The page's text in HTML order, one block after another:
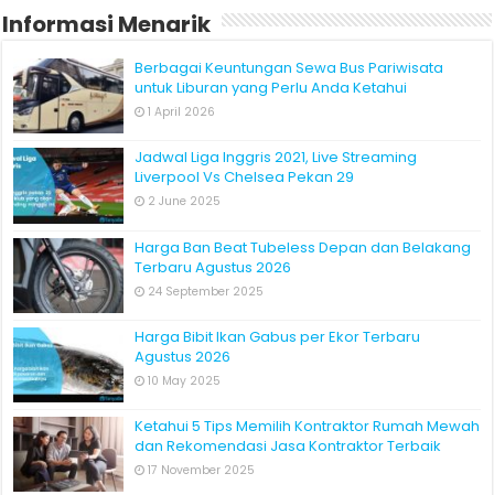
Informasi Menarik
Berbagai Keuntungan Sewa Bus Pariwisata
untuk Liburan yang Perlu Anda Ketahui
1 April 2026
Jadwal Liga Inggris 2021, Live Streaming
Liverpool Vs Chelsea Pekan 29
2 June 2025
Harga Ban Beat Tubeless Depan dan Belakang
Terbaru Agustus 2026
24 September 2025
Harga Bibit Ikan Gabus per Ekor Terbaru
Agustus 2026
10 May 2025
Ketahui 5 Tips Memilih Kontraktor Rumah Mewah
dan Rekomendasi Jasa Kontraktor Terbaik
17 November 2025